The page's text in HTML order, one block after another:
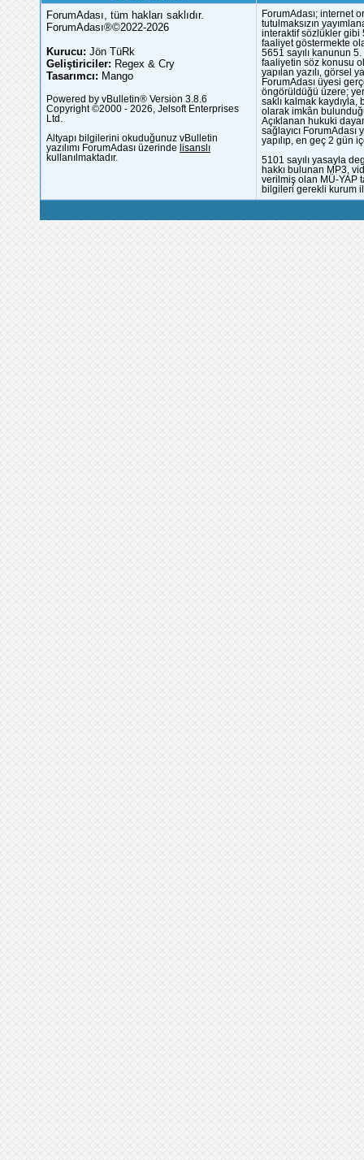
ForumAdası, tüm hakları saklıdır.
ForumAdası®©2022-2026
Kurucu: Jön TüRk
Geliştiriciler: Regex & Cry
Tasarımcı: Mango
Powered by vBulletin® Version 3.8.6
Copyright ©2000 - 2026, Jelsoft Enterprises
Ltd.
Altyapı bilgilerini okuduğunuz vBulletin
yazılımı ForumAdası üzerinde lisanslı
kullanılmaktadır.
ForumAdası; internet
tutulmaksızın
interaktif sözlükler gibi
faaliyet göstermekte
5651 sayılı kanunun
faaliyetin söz konusu
yapılan yazılı, görsel
ForumAdası üyesi
öngörüldüğü üzere;
saklı kalmak
olarak imkân
Açıklanan hukuki
sağlayıcı
yapılıp, en geç 2 gün
5101 sayılı yasayla
hakkı bulunan MP3,
verilmiş olan MÜ-YAP
bilgileri gerekli kurum